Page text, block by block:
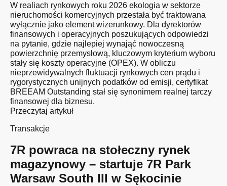
W realiach rynkowych roku 2026 ekologia w sektorze
nieruchomości komercyjnych przestała być traktowana
wyłącznie jako element wizerunkowy. Dla dyrektorów
finansowych i operacyjnych poszukujących odpowiedzi
na pytanie, gdzie najlepiej wynająć nowoczesną
powierzchnię przemysłową, kluczowym kryterium wyboru
stały się koszty operacyjne (OPEX). W obliczu
nieprzewidywalnych fluktuacji rynkowych cen prądu i
rygorystycznych unijnych podatków od emisji, certyfikat
BREEAM Outstanding stał się synonimem realnej tarczy
finansowej dla biznesu.
Przeczytaj artykuł
Transakcje
7R powraca na stołeczny rynek
magazynowy – startuje 7R Park
Warsaw South III w Sękocinie